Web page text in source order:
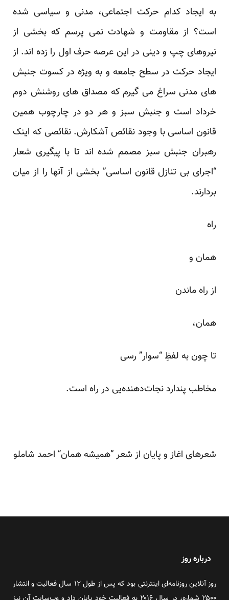
به ایجاد کدام حرکت اجتماعی، مدنی و سیاسی شده
است؟ از مقاومت و شهادت نمی پرسم که بخشی از
نیروهای چپ و دینی در این عرصه حرف اول را زده اند. از
ایجاد حرکت در سطح جامعه و به ویژه در کسوت جنبش
های مدنی سراغ می گیرم که مصداق های روشنش دوم
خرداد است و جنبش سبز و هر دو در چارچوب همین
قانون اساسی با وجود نقائص آشکارش. نقائصی که اینک
رهبران جنبش سبز مصمم شده اند تا با پیگیری شعار
“اجرای بی تنازل قانون اساسی” بخشی از آنها را از میان
بردارند.
راه
همان و
از راه ماندن
همان،
تا چون به لفظِ “سوار” رسی
مخاطب پندارد نجات‌دهنده‌یی در راه است.
شعرهای اغاز و پایان از شعر “همیشه همان” احمد شاملو
درباره روز
روز آنلاین روزنامه‌ای اینترنتی بود که پس از طول ۱۲ سال فعالیت و انتشار